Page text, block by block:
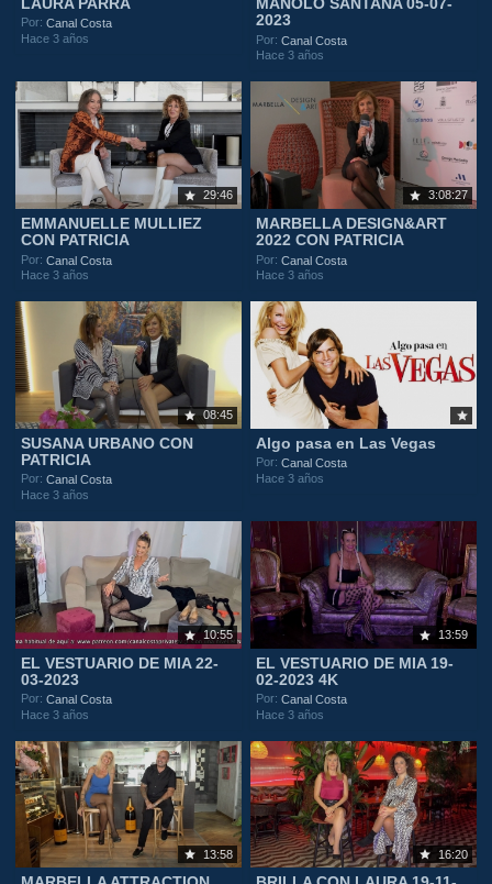
LAURA PARRA
Por:Canal Costa
Hace 3 años
MANOLO SANTANA 05-07-
2023
Por:Canal Costa
Hace 3 años
29:46
EMMANUELLE MULLIEZ
CON PATRICIA
Por:Canal Costa
Hace 3 años
3:08:27
MARBELLA DESIGN&ART
2022 CON PATRICIA
Por:Canal Costa
Hace 3 años
08:45
SUSANA URBANO CON
PATRICIA
Por:Canal Costa
Hace 3 años
Algo pasa en Las Vegas
Por:Canal Costa
Hace 3 años
10:55
EL VESTUARIO DE MIA 22-
03-2023
Por:Canal Costa
Hace 3 años
13:59
EL VESTUARIO DE MIA 19-
02-2023 4K
Por:Canal Costa
Hace 3 años
13:58 16:20